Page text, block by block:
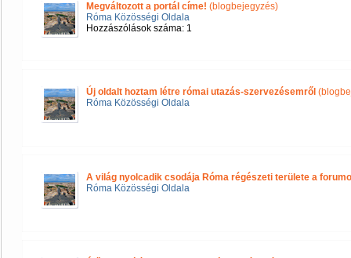
Megváltozott a portál címe! (blogbejegyzés)
Róma Közösségi Oldala
Hozzászólások száma: 1
Új oldalt hoztam létre római utazás-szervezésemről
Róma Közösségi Oldala
A világ nyolcadik csodája Róma régészeti területe a
Róma Közösségi Oldala